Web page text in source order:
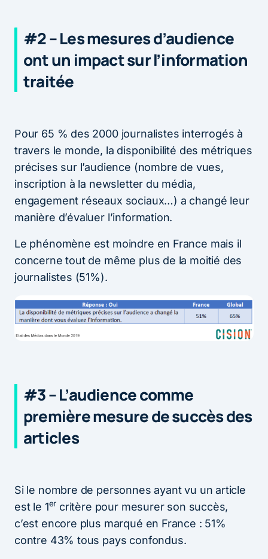
#2 – Les mesures d’audience
ont un impact sur l’information
traitée
Pour 65 % des 2000 journalistes interrogés à
travers le monde, la disponibilité des métriques
précises sur l’audience (nombre de vues,
inscription à la newsletter du média,
engagement réseaux sociaux…) a changé leur
manière d’évaluer l’information.
Le phénomène est moindre en France mais il
concerne tout de même plus de la moitié des
journalistes (51%).
#3 – L’audience comme
première mesure de succès des
articles
Si le nombre de personnes ayant vu un article
est le 1er critère pour mesurer son succès,
c’est encore plus marqué en France : 51%
contre 43% tous pays confondus.